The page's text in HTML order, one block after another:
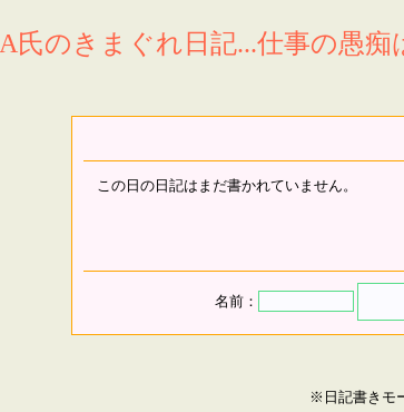
A氏のきまぐれ日記...仕事の愚痴
この日の日記はまだ書かれていません。
名前：
※日記書きモ